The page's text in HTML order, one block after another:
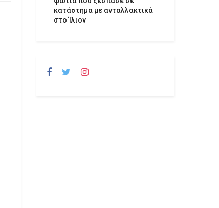
κατάστημα με ανταλλακτικά
στο Ίλιον